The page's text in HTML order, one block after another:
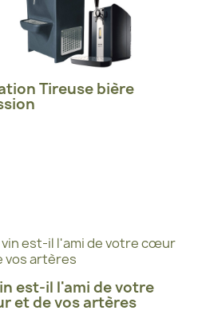
Tireuse bière
est-il l'ami de votre
et de vos artères